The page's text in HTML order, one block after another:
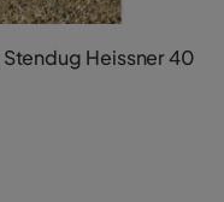
Heissner 40